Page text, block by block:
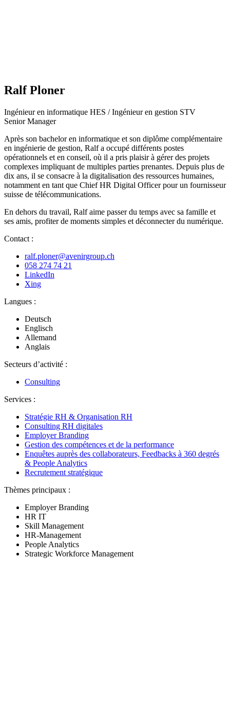
Ralf Ploner
Ingénieur en informatique HES / Ingénieur en gestion STV
Senior Manager
Après son bachelor en informatique et son diplôme complémentaire
en ingénierie de gestion, Ralf a occupé différents postes
opérationnels et en conseil, où il a pris plaisir à gérer des projets
complexes impliquant de multiples parties prenantes. Depuis plus de
dix ans, il se consacre à la digitalisation des ressources humaines,
notamment en tant que Chief HR Digital Officer pour un fournisseur
suisse de télécommunications.
En dehors du travail, Ralf aime passer du temps avec sa famille et
ses amis, profiter de moments simples et déconnecter du numérique.
Contact :
ralf.ploner@avenirgroup.ch
058 274 74 21
LinkedIn
Xing
Langues :
Deutsch
Englisch
Allemand
Anglais
Secteurs d’activité :
Consulting
Services :
Stratégie RH & Organisation RH
Consulting RH digitales
Employer Branding
Gestion des compétences et de la performance
Enquêtes auprès des collaborateurs, Feedbacks à 360 degrés
& People Analytics
Recrutement stratégique
Thèmes principaux :
Employer Branding
HR IT
Skill Management
HR-Management
People Analytics
Strategic Workforce Management